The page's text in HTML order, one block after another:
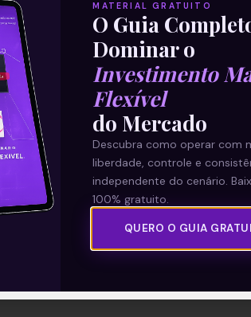
MATERIAL GRATUITO
O Guia
Dominar o
Investimento
Flexível
do Mercado
Descubra como operar com
liberdade, controle e
independente do cenário.
100% gratuito.
QUERO O GUIA